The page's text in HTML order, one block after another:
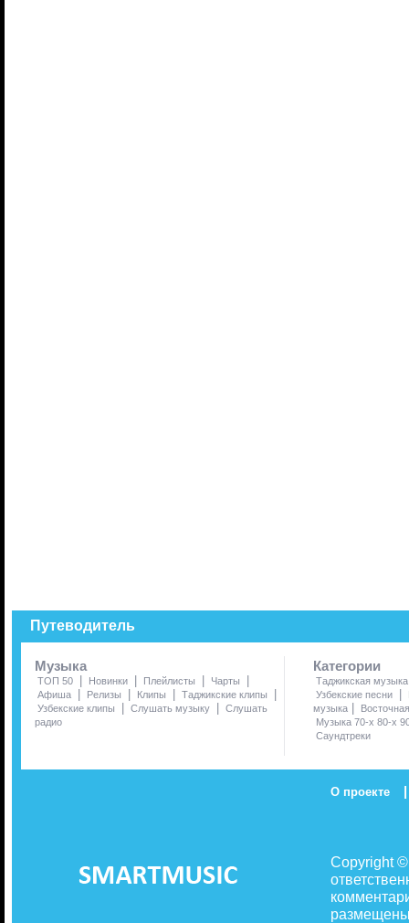
Путеводитель
Музыка
ТОП 50 | Новинки | Плейлисты | Чарты |
Афиша | Релизы | Клипы | Таджикские клипы |
Узбекские клипы | Слушать музыку | Слушать
радио
Категории
Таджикская музыка
Узбекские песни
|
музыка |
Музыка 70-х 80-х
Саундтреки
О проекте |
Copyright
размещены